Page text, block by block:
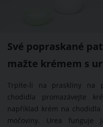
Své popraskané
mažte krémem s
Trpíte-li na praskliny na
chodidla promazávejte
například krém na chodidla
močoviny. Urea funguje